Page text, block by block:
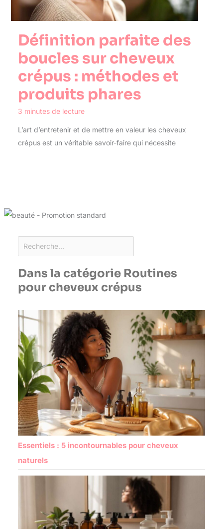
Définition parfaite des
boucles sur cheveux
crépus : méthodes et
produits phares
3 minutes de lecture
L’art d’entretenir et de mettre en valeur les cheveux
crépus est un véritable savoir-faire qui nécessite
Dans la catégorie Routines
pour cheveux crépus
Essentiels : 5 incontournables pour cheveux
naturels